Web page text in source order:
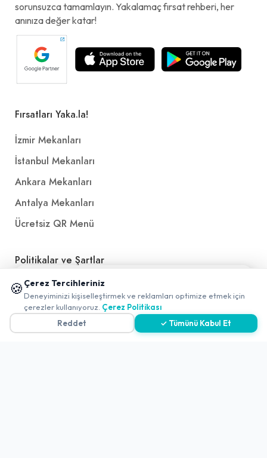
sorunsuzca tamamlayın. Yakalamaç fırsat rehberi, her
anınıza değer katar!
Fırsatları Yaka.la!
İzmir Mekanları
İstanbul Mekanları
Ankara Mekanları
Antalya Mekanları
Ücretsiz QR Menü
Politikalar ve Şartlar
Çerez Politikası
Gizlilik Politikası
Teslimat, İptal ve İade Politikası
🍪 Çerez Tercihleriniz
Deneyiminizi kişiselleştirmek ve reklamları optimize etmek için
çerezler kullanıyoruz. Çerez Politikası
Reddet
✓ Tümünü Kabul Et
📱 Mobil uygulamamızı keşfedin!
✖